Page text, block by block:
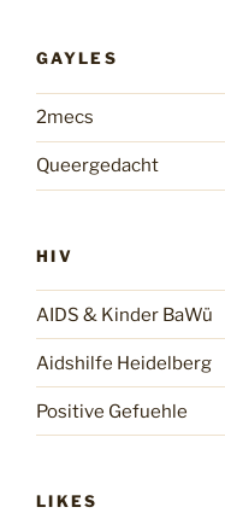
GAYLES
2mecs
Queergedacht
HIV
AIDS & Kinder BaWü
Aidshilfe Heidelberg
Positive Gefuehle
LIKES